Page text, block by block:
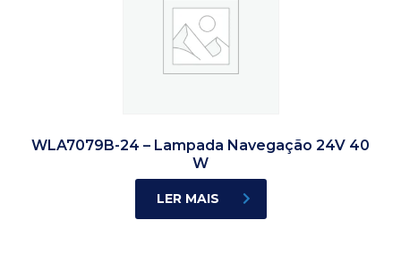
WLA7079B-24 – Lampada Navegação 24V 40
W
LER MAIS